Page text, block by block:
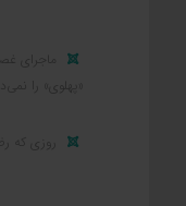
ماجرای
«پهلوی» را